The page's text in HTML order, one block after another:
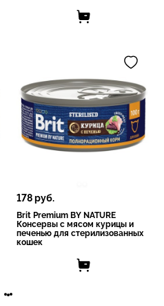
178руб.
Brit Premium BY NATURE
Консервы с мясом курицы и
печенью для стерилизованных
кошек